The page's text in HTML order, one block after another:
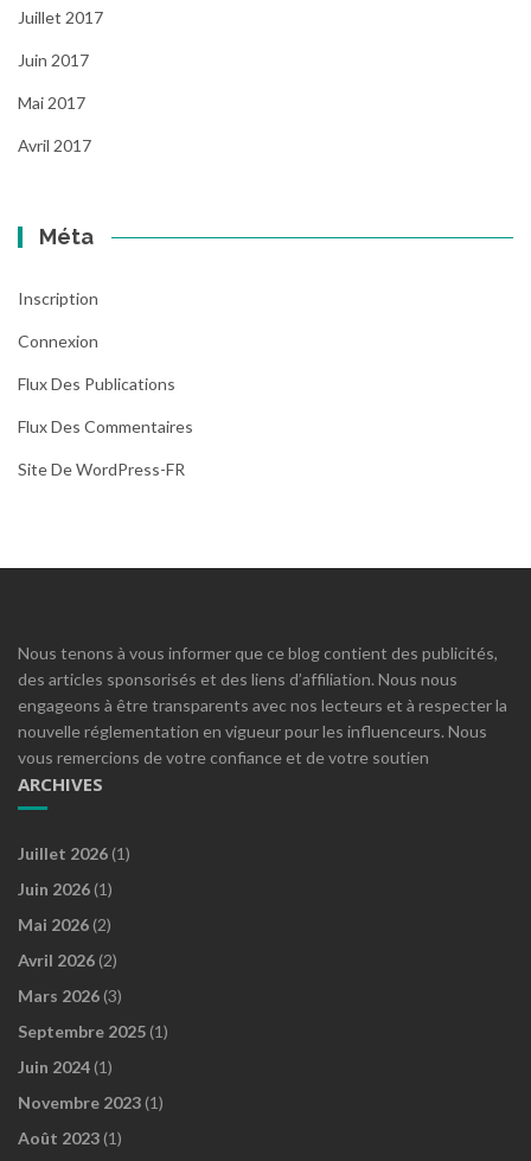
Juillet 2017
Juin 2017
Mai 2017
Avril 2017
Méta
Inscription
Connexion
Flux Des Publications
Flux Des Commentaires
Site De WordPress-FR
Nous tenons à vous informer que ce blog contient des publicités,
des articles sponsorisés et des liens d’affiliation. Nous nous
engageons à être transparents avec nos lecteurs et à respecter la
nouvelle réglementation en vigueur pour les influenceurs. Nous
vous remercions de votre confiance et de votre soutien
ARCHIVES
Juillet 2026 (1)
Juin 2026 (1)
Mai 2026 (2)
Avril 2026 (2)
Mars 2026 (3)
Septembre 2025 (1)
Juin 2024 (1)
Novembre 2023 (1)
Août 2023 (1)